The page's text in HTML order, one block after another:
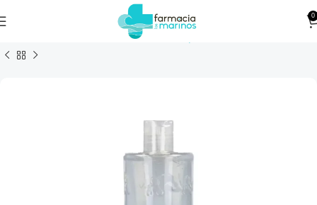
0
Cuidado Corporal